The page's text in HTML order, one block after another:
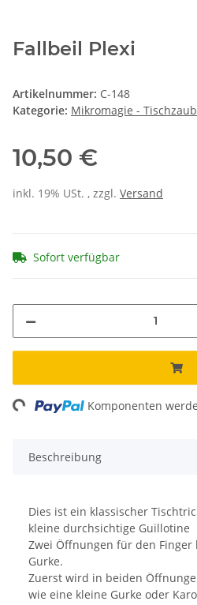
Fallbeil Plexi
Artikelnummer: C-148
Kategorie: Mikromagie -
10,50 €
inkl. 19% USt. , zzgl. Versand
Sofort verfügbar
Komponenten
Beschreibung
Dies ist ein klassischer
kleine durchsichtige Guillotine
Zwei Öffnungen für den Finger
Gurke.
Zuerst wird in beiden
wie eine kleine Gurke oder